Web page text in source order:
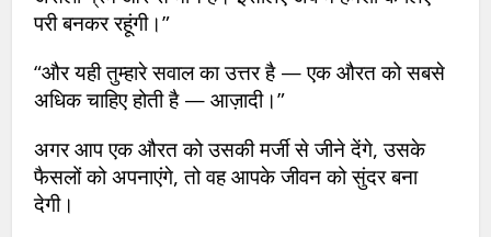
परी बनकर रहूंगी।”
“और यही तुम्हारे सवाल का उत्तर है — एक औरत को सबसे
अधिक चाहिए होती है — आज़ादी।”
अगर आप एक औरत को उसकी मर्जी से जीने देंगे, उसके
फैसलों को अपनाएंगे, तो वह आपके जीवन को सुंदर बना
देगी।